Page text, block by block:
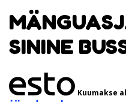
SININE
Kuumakse